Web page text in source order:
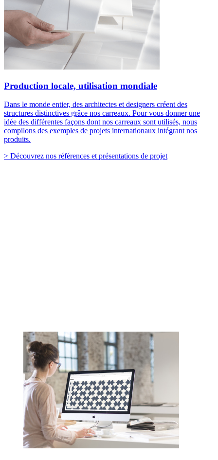
Production locale, utilisation mondiale
Dans le monde entier, des architectes et designers créent des
structures distinctives grâce nos carreaux. Pour vous donner une
idée des différentes façons dont nos carreaux sont utilisés, nous
compilons des exemples de projets internationaux intégrant nos
produits.
> Découvrez nos références et présentations de projet